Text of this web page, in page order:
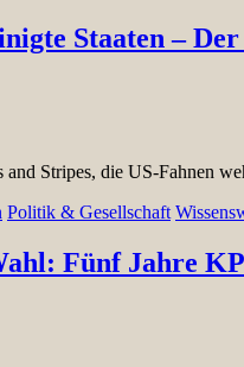
Staaten –
and Stripes, die US-Fahnen
Politik & Gesellschaft
Fünf Jahre